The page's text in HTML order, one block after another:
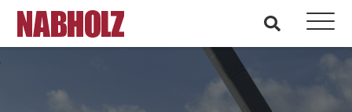
Nabholz Construction Corporation busque en